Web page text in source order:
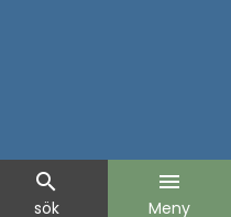
search
sök
menu
Meny